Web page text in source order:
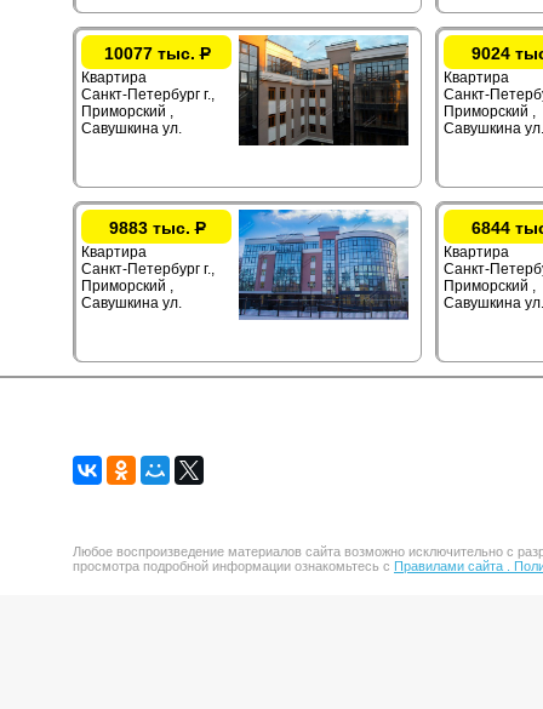
10077 тыс.Р
Квартира
Санкт-Петербург г.,
Приморский ,
Савушкина ул.
9024
Квартира
Санкт-
Приморский ,
Савушкина ул.
9883 тыс.Р
Квартира
Санкт-Петербург г.,
Приморский ,
Савушкина ул.
6844
Квартира
Санкт-
Приморский ,
Савушкина ул.
Любое воспроизведение материалов сайта возможно исключительно с
просмотра подробной информации ознакомьтесь с Правилами сайта .